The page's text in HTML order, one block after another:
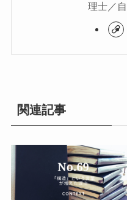
理士／
関連記事